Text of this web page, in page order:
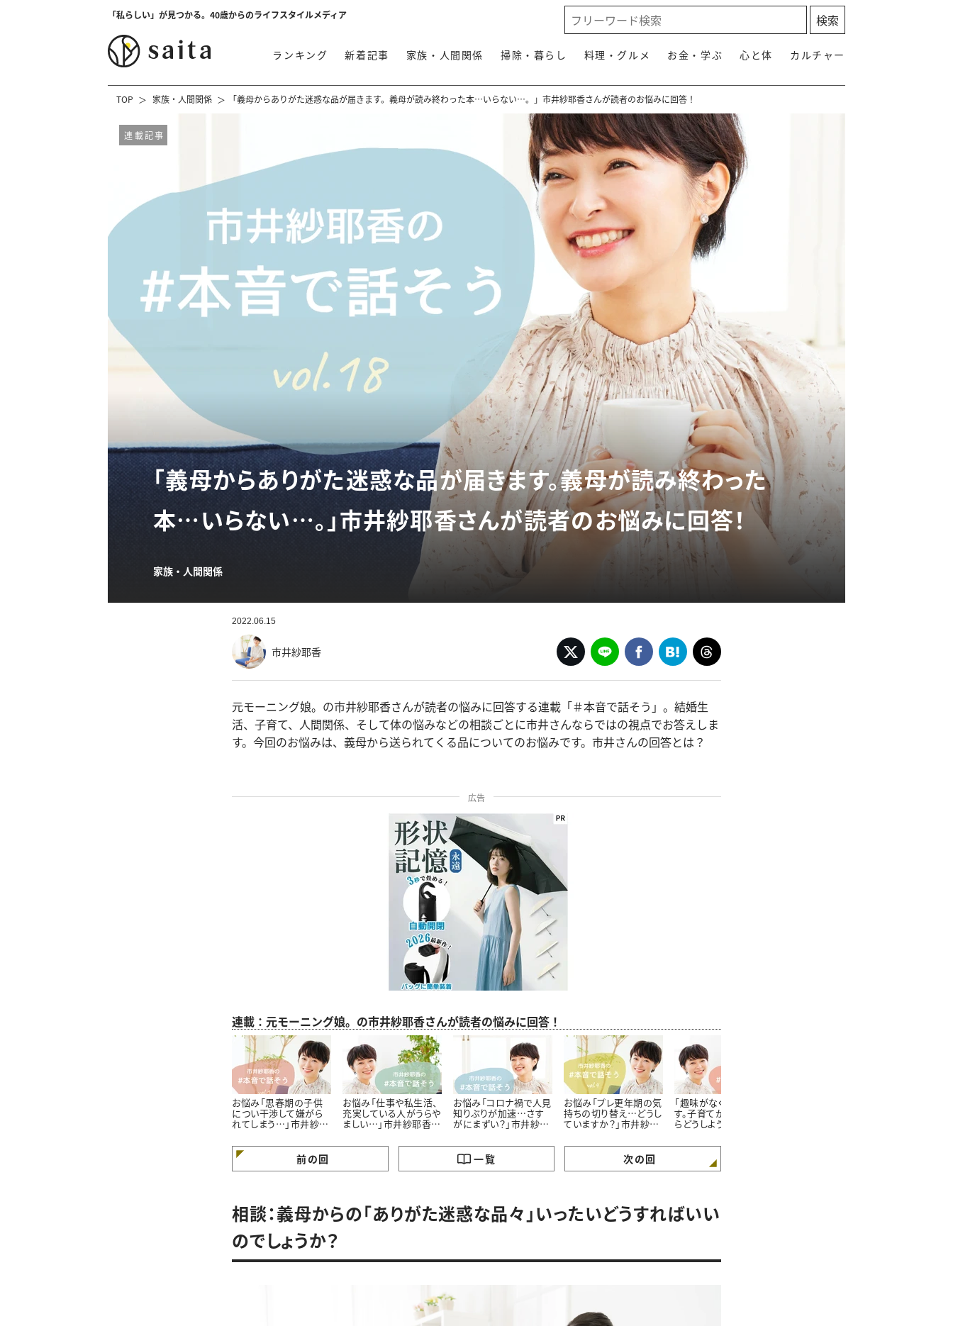
「私らしい」が見つかる。40歳からのライフスタイルメディア
ランキング 新着記事 家族・人間関係 掃除・暮らし 料理・グルメ お金・学ぶ 心と体 カルチャー
TOP 家族・人間関係 「義母からありがた迷惑な品が届きます。義母が読み終わった本…いらない…。」市井紗耶香さんが読者のお悩みに回答！
連載記事
「義母からありがた迷惑な品が届きます。義母が読み終わった
本…いらない…。」市井紗耶香さんが読者のお悩みに回答！
家族・人間関係
2022.06.15
市井紗耶香
元モーニング娘。の市井紗耶香さんが読者の悩みに回答する連載「＃本音で話そう」。結婚生
活、子育て、人間関係、そして体の悩みなどの相談ごとに市井さんならではの視点でお答えしま
す。今回のお悩みは、義母から送られてくる品についてのお悩みです。市井さんの回答とは？
広告
連載：元モーニング娘。の市井紗耶香さんが読者の悩みに回答！
お悩み「思春期の子供
につい干渉して嫌がら
れてしまう…」市井紗耶
お悩み「仕事や私生活、
充実している人がうらや
ましい…」市井紗耶香さ
お悩み「コロナ禍で人見
知りぶりが加速…さす
がにまずい？」市井紗耶
お悩み「プレ更年期の気
持ちの切り替え…どうし
ていますか？」市井紗耶
「趣味がなくて困ってま
す。子育てが落ち着いた
らどうしよう…。」市井紗
みに回答！
前の回 一覧 次の回
相談：義母からの「ありがた迷惑な品々」いったいどうすればいい
のでしょうか？